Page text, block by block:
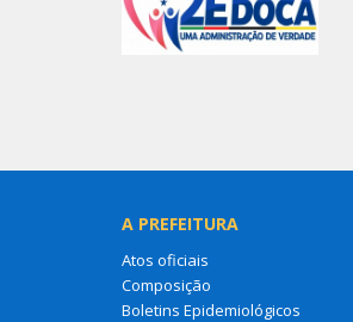
A PREFEITURA
Atos oficiais
Composição
Boletins Epidemiológicos